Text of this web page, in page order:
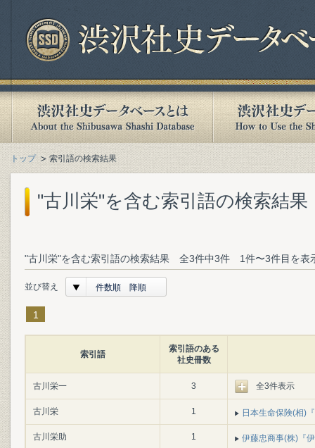
トップ 索引語の検索結果
"古川栄"を含む索引語の検索結果
"古川栄"を含む索引語の検索結果 全3件中3件 1件〜3件目を表
並び替え 件数順 降順
1
索引語
索引語のある
社史冊数
古川栄一 3 全3件表示
古川栄 1 日本生命保険(相)
古川栄助 1 伊藤忠商事(株)『